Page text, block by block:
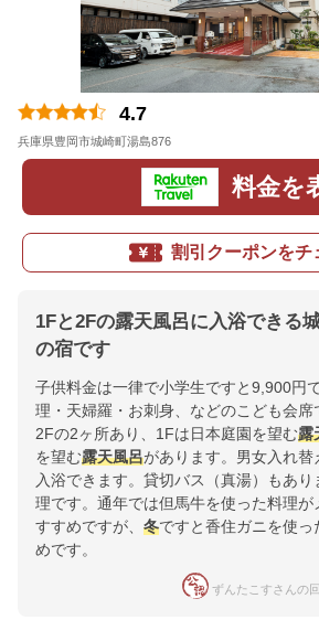
4.7
兵庫県豊岡市城崎町湯島876
料金を
割引クーポンをチ
1Fと2Fの露天風呂に入浴できる
の宿です
子供料金は一律で小学生ですと9,900円
理・天婦羅・お刺身、などのこども会席
2Fの2ヶ所あり、1Fは日本庭園を望む露
を望む露天風呂があります。男女入れ
入浴できます。貸切バス（真湯）もあ
理です。通年では但馬牛を使った料理が
すすめですが、 冬ですと香住ガニを使
めです。
ずんたこすさんの